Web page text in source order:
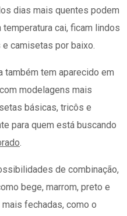
dias mais quentes podem
cai, ficam lindos
camisetas por baixo.
também tem aparecido em
modelagens mais
básicas, tricôs e
para quem está buscando
.
de combinação,
bege, marrom, preto e
fechadas, como o